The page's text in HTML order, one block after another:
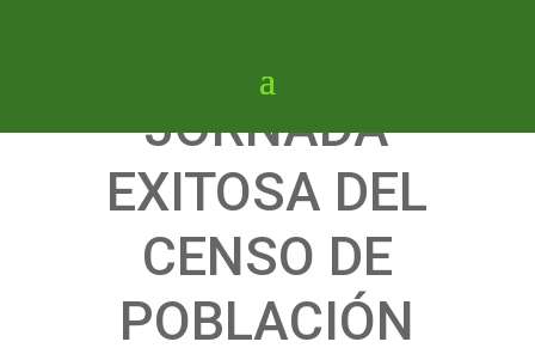
JORNADA
EXITOSA DEL
CENSO DE
POBLACIÓN